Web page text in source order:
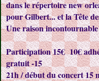
dans le répertoire new
pour Gilbert... et la Tête
Une raison
Participation 15€ 10€
gratuit -15
21h / début du concert 15